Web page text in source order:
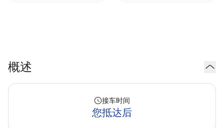
概述
接车时间
您抵达后